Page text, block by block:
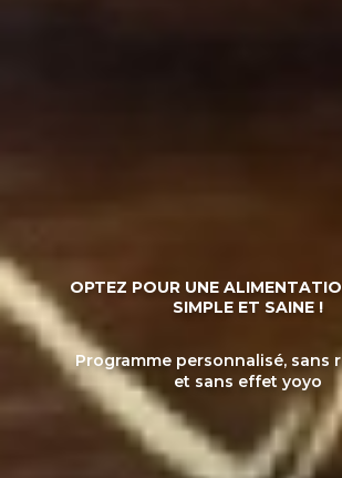
OPTEZ POUR UNE
SIMPLE ET SAINE !
Programme personnalisé, sans
et sans effet yoyo